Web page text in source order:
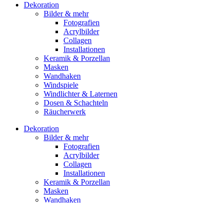
Dekoration
Bilder & mehr
Fotografien
Acrylbilder
Collagen
Installationen
Keramik & Porzellan
Masken
Wandhaken
Windspiele
Windlichter & Laternen
Dosen & Schachteln
Räucherwerk
Dekoration
Bilder & mehr
Fotografien
Acrylbilder
Collagen
Installationen
Keramik & Porzellan
Masken
Wandhaken